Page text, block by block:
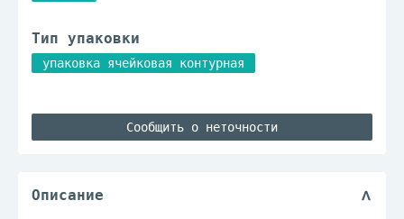
Тип упаковки
упаковка ячейковая контурная
Сообщить о неточности
Описание